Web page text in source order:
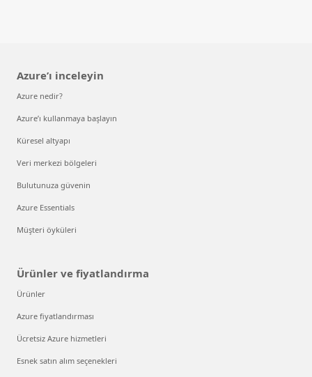
Azure’ı inceleyin
Azure nedir?
Azure’ı kullanmaya başlayın
Küresel altyapı
Veri merkezi bölgeleri
Bulutunuza güvenin
Azure Essentials
Müşteri öyküleri
Ürünler ve fiyatlandırma
Ürünler
Azure fiyatlandırması
Ücretsiz Azure hizmetleri
Esnek satın alım seçenekleri